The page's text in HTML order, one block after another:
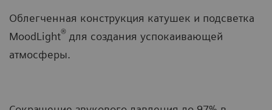
Облегченная конструкция катушек и подсветка
MoodLight® для создания успокаивающей
атмосферы.